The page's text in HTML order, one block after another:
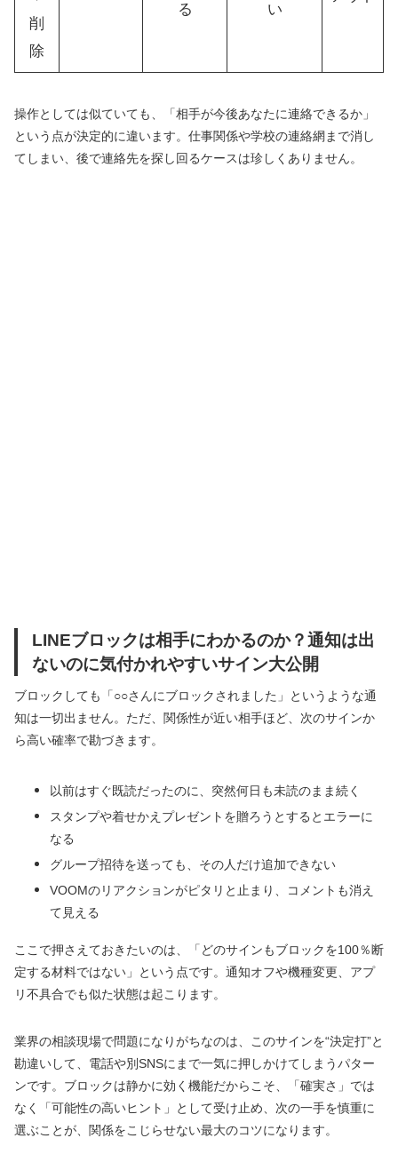
削
除
る
い
操作としては似ていても、「相手が今後あなたに連絡できるか」
という点が決定的に違います。仕事関係や学校の連絡網まで消し
てしまい、後で連絡先を探し回るケースは珍しくありません。
LINEブロックは相手にわかるのか？通知は出
ないのに気付かれやすいサイン大公開
ブロックしても「○○さんにブロックされました」というような通
知は一切出ません。ただ、関係性が近い相手ほど、次のサインか
ら高い確率で勘づきます。
以前はすぐ既読だったのに、突然何日も未読のまま続く
スタンプや着せかえプレゼントを贈ろうとするとエラーに
なる
グループ招待を送っても、その人だけ追加できない
VOOMのリアクションがピタリと止まり、コメントも消え
て見える
ここで押さえておきたいのは、「どのサインもブロックを100％断
定する材料ではない」という点です。通知オフや機種変更、アプ
リ不具合でも似た状態は起こります。
業界の相談現場で問題になりがちなのは、このサインを“決定打”と
勘違いして、電話や別SNSにまで一気に押しかけてしまうパター
ンです。ブロックは静かに効く機能だからこそ、「確実さ」では
なく「可能性の高いヒント」として受け止め、次の一手を慎重に
選ぶことが、関係をこじらせない最大のコツになります。